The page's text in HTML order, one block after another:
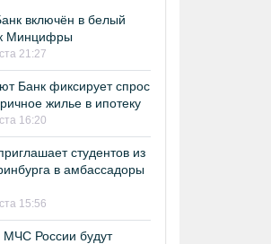
включён в белый
Минцифры
21:27
Банк фиксирует спрос
жилье в ипотеку
16:20
студентов из
в амбассадоры
15:56
России будут